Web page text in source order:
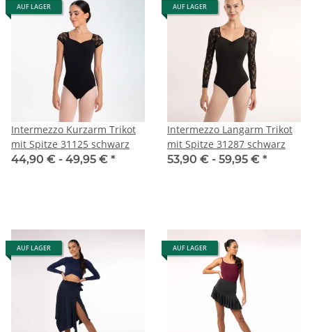
AUF LAGER
Intermezzo Kurzarm Trikot
mit Spitze 31125 schwarz
44,90 € - 49,95 € *
AUF LAGER
Intermezzo Langarm Trikot
mit Spitze 31287 schwarz
53,90 € - 59,95 € *
AUF LAGER AUF LAGER